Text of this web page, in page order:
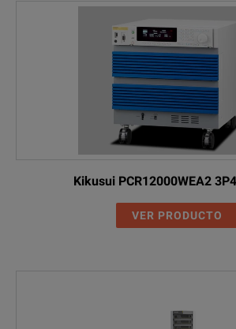
Kikusui PCR12000WEA2
VER PRODUCTO